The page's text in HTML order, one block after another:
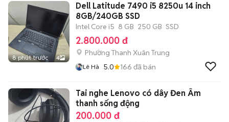
8 phút trước 4
Dell Latitude 7490 i5 8250u 14 inch
8GB/240GB SSD
Intel Core i5 8 GB 250 GB SSD
2.800.000 đ
Phường Thanh Xuân Trung
Lê Hà 5.0 166 đã bán
Tai nghe Lenovo có dây Đen Âm
thanh sống động
200.000 đ